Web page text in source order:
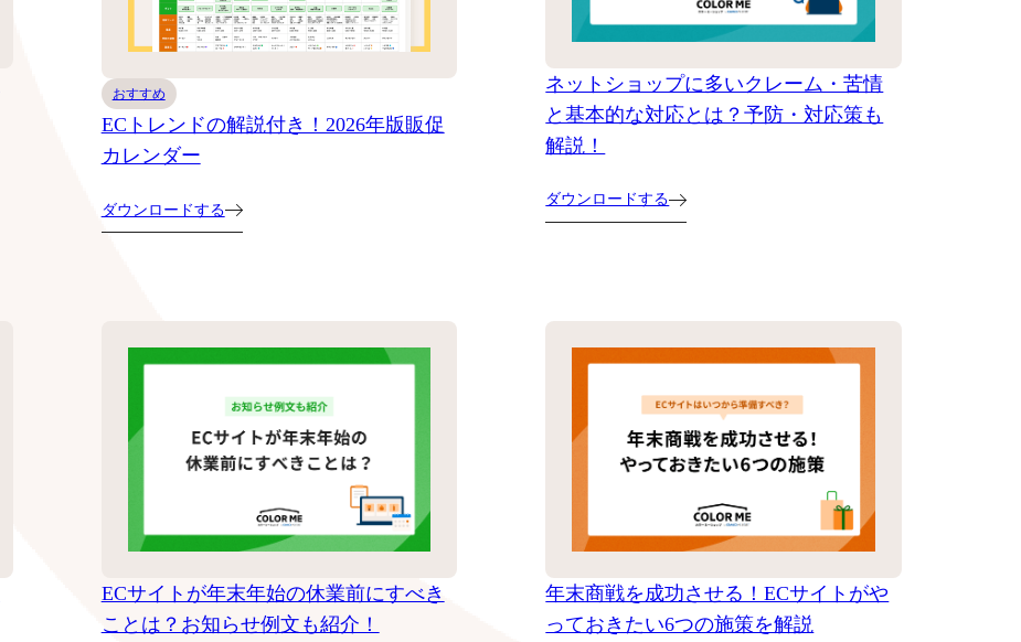
おすすめ
ECトレンドの解説付き！2026年版販促
カレンダー
ダウンロードする
ネットショップに多いクレーム・苦情
と基本的な対応とは？予防・対応策も
解説！
ダウンロードする
ECサイトが年末年始の休業前にすべき
ことは？お知らせ例文も紹介！
年末商戦を成功させる！ECサイトがや
っておきたい6つの施策を解説